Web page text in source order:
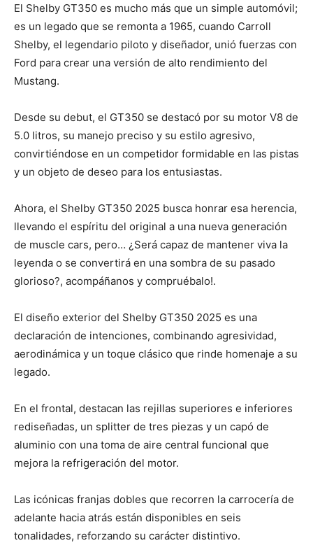
El Shelby GT350 es mucho más que un simple automóvil;
es un legado que se remonta a 1965, cuando Carroll
Shelby, el legendario piloto y diseñador, unió fuerzas con
Ford para crear una versión de alto rendimiento del
Mustang.
Desde su debut, el GT350 se destacó por su motor V8 de
5.0 litros, su manejo preciso y su estilo agresivo,
convirtiéndose en un competidor formidable en las pistas
y un objeto de deseo para los entusiastas.
Ahora, el Shelby GT350 2025 busca honrar esa herencia,
llevando el espíritu del original a una nueva generación
de muscle cars, pero… ¿Será capaz de mantener viva la
leyenda o se convertirá en una sombra de su pasado
glorioso?, acompáñanos y compruébalo!.
El diseño exterior del Shelby GT350 2025 es una
declaración de intenciones, combinando agresividad,
aerodinámica y un toque clásico que rinde homenaje a su
legado.
En el frontal, destacan las rejillas superiores e inferiores
rediseñadas, un splitter de tres piezas y un capó de
aluminio con una toma de aire central funcional que
mejora la refrigeración del motor.
Las icónicas franjas dobles que recorren la carrocería de
adelante hacia atrás están disponibles en seis
tonalidades, reforzando su carácter distintivo.